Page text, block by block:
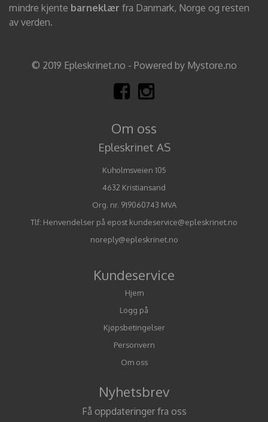
mindre kjente barneklær fra Danmark, Norge og resten
av verden.
© 2019 Epleskrinet.no - Powered by Mystore.no
Om oss
Epleskrinet AS
Kuholmsveien 105
4632 Kristiansand
Org. nr. 919060743 MVA
Tlf: Henvendelser på epost kundeservice@epleskrinet.no
noreply@epleskrinet.no
Kundeservice
Hjem
Logg på
Kjøpsbetingelser
Personvern
Om oss
Nyhetsbrev
Få oppdateringer fra oss